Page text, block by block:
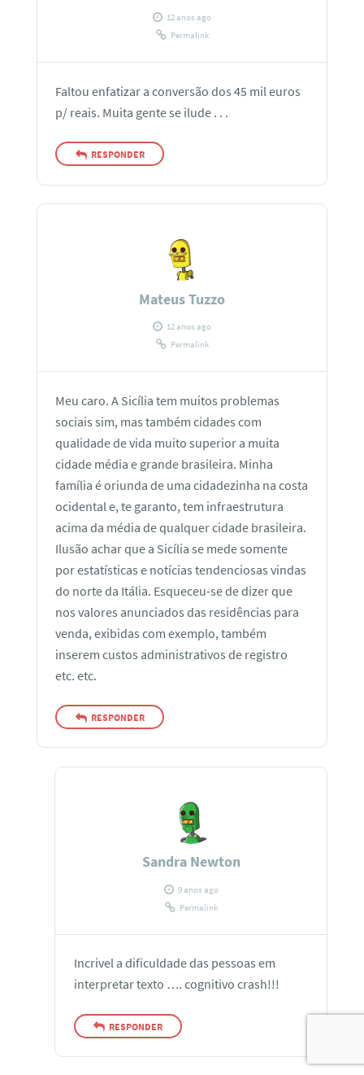
12 anos ago
Permalink
Faltou enfatizar a conversão dos 45 mil euros
p/ reais. Muita gente se ilude . . .
RESPONDER
Mateus Tuzzo
12 anos ago
Permalink
Meu caro. A Sicília tem muitos problemas
sociais sim, mas também cidades com
qualidade de vida muito superior a muita
cidade média e grande brasileira. Minha
família é oriunda de uma cidadezinha na costa
ocidental e, te garanto, tem infraestrutura
acima da média de qualquer cidade brasileira.
Ilusão achar que a Sicília se mede somente
por estatísticas e notícias tendenciosas vindas
do norte da Itália. Esqueceu-se de dizer que
nos valores anunciados das residências para
venda, exibidas com exemplo, também
inserem custos administrativos de registro
etc. etc.
RESPONDER
Sandra Newton
9 anos ago
Permalink
Incrivel a dificuldade das pessoas em
interpretar texto …. cognitivo crash!!!
RESPONDER